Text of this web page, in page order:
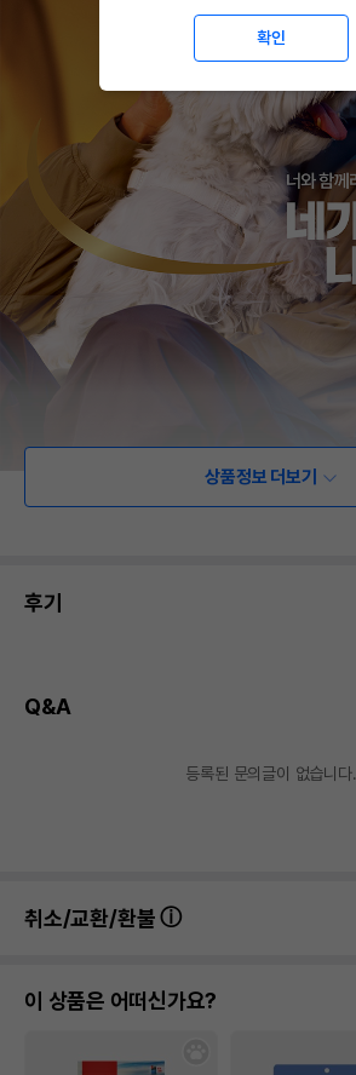
상품정보 더보기
후기
Q&A
등록된 문의글이 없습니다.
취소/교환/환불
이 상품은 어떠신가요?
확인